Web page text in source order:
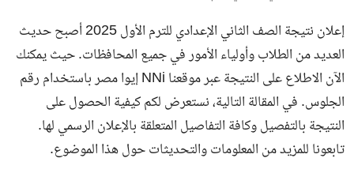
إعلان نتيجة الصف الثاني الإعدادي للترم الأول 2025 أصبح حديث
العديد من الطلاب وأولياء الأمور في جميع المحافظات. حيث يمكنك
الآن الاطلاع على النتيجة عبر موقعنا NNi إيوا مصر باستخدام رقم
الجلوس. في المقالة التالية، نستعرض لكم كيفية الحصول على
النتيجة بالتفصيل وكافة التفاصيل المتعلقة بالإعلان الرسمي لها.
تابعونا للمزيد من المعلومات والتحديثات حول هذا الموضوع.